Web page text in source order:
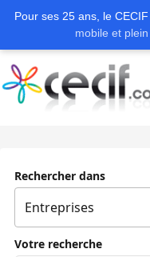
Pour ses 25 ans, le
mobile et
Rechercher dans
Votre recherche